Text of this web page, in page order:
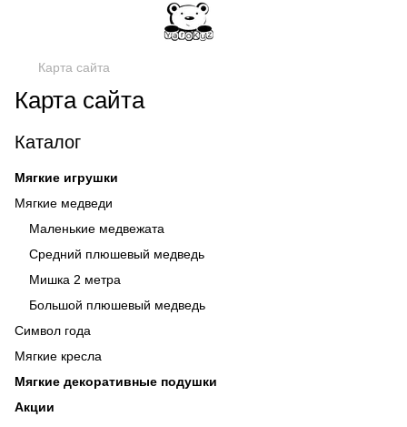
Карта сайта
Карта сайта
Каталог
Мягкие игрушки
Мягкие медведи
Маленькие медвежата
Средний плюшевый медведь
Мишка 2 метра
Большой плюшевый медведь
Символ года
Мягкие кресла
Мягкие декоративные подушки
Акции